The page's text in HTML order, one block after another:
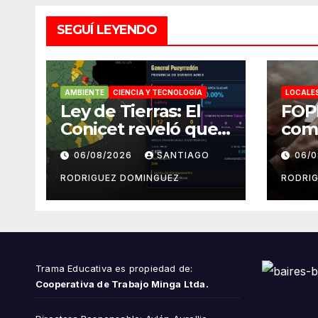
SEGUÍ LEYENDO
AMBIENTE CIENCIA Y TECNOLOGÍA
Ley de Tierras: El
Conicet reveló que
el 7,5% de las tierras
rurales de Mar del
Plata pertenecen a
extranjeros
06/08/2026 SANTIAGO
RODRIGUEZ DOMINGUEZ
06/
Trama Educativa es propiedad de:
Cooperativa de Trabajo Minga Ltda.